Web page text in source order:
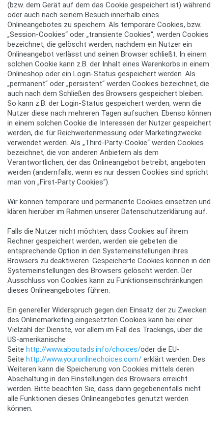
(bzw. dem Gerät auf dem das Cookie gespeichert ist) während
oder auch nach seinem Besuch innerhalb eines
Onlineangebotes zu speichern. Als temporäre Cookies, bzw.
„Session-Cookies“ oder „transiente Cookies“, werden Cookies
bezeichnet, die gelöscht werden, nachdem ein Nutzer ein
Onlineangebot verlässt und seinen Browser schließt. In einem
solchen Cookie kann z.B. der Inhalt eines Warenkorbs in einem
Onlineshop oder ein Login-Status gespeichert werden. Als
„permanent“ oder „persistent“ werden Cookies bezeichnet, die
auch nach dem Schließen des Browsers gespeichert bleiben.
So kann z.B. der Login-Status gespeichert werden, wenn die
Nutzer diese nach mehreren Tagen aufsuchen. Ebenso können
in einem solchen Cookie die Interessen der Nutzer gespeichert
werden, die für Reichweitenmessung oder Marketingzwecke
verwendet werden. Als „Third-Party-Cookie“ werden Cookies
bezeichnet, die von anderen Anbietern als dem
Verantwortlichen, der das Onlineangebot betreibt, angeboten
werden (andernfalls, wenn es nur dessen Cookies sind spricht
man von „First-Party Cookies“).
Wir können temporäre und permanente Cookies einsetzen und
klären hierüber im Rahmen unserer Datenschutzerklärung auf.
Falls die Nutzer nicht möchten, dass Cookies auf ihrem
Rechner gespeichert werden, werden sie gebeten die
entsprechende Option in den Systemeinstellungen ihres
Browsers zu deaktivieren. Gespeicherte Cookies können in den
Systemeinstellungen des Browsers gelöscht werden. Der
Ausschluss von Cookies kann zu Funktionseinschränkungen
dieses Onlineangebotes führen.
Ein genereller Widerspruch gegen den Einsatz der zu Zwecken
des Onlinemarketing eingesetzten Cookies kann bei einer
Vielzahl der Dienste, vor allem im Fall des Trackings, über die
US-amerikanische
Seite http://www.aboutads.info/choices/oder die EU-
Seite http://www.youronlinechoices.com/ erklärt werden. Des
Weiteren kann die Speicherung von Cookies mittels deren
Abschaltung in den Einstellungen des Browsers erreicht
werden. Bitte beachten Sie, dass dann gegebenenfalls nicht
alle Funktionen dieses Onlineangebotes genutzt werden
können.